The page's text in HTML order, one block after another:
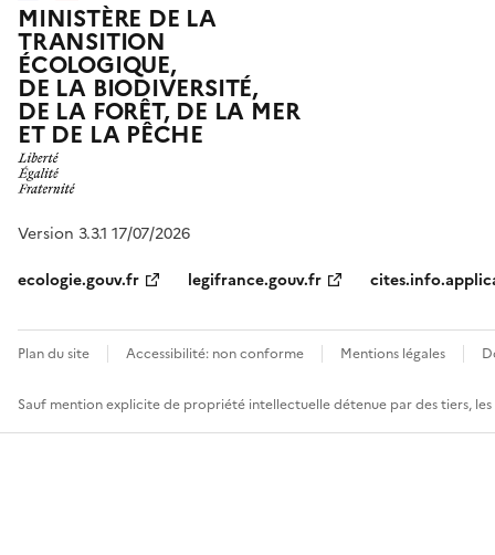
MINISTÈRE DE LA
TRANSITION
ÉCOLOGIQUE,
DE LA BIODIVERSITÉ,
DE LA FORÊT, DE LA MER
ET DE LA PÊCHE
Version 3.3.1 17/07/2026
ecologie.gouv.fr
legifrance.gouv.fr
Plan du site Accessibilité: non conforme Mentions légales
Sauf mention explicite de propriété intellectuelle détenue par des tiers,